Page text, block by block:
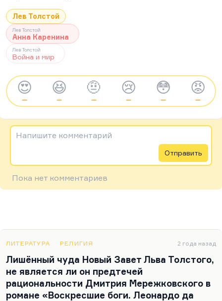
Лев Толстой
Лев Толстой
Анна Каренина
Лев Толстой
Война и мир
😍
—
😆
—
🤨
—
😢
—
😳
—
😡
—
Напишите комментарий
Отправить
Пока нет комментариев
ЛИТЕРАТУРА РЕЛИГИЯ 2 года назад
Лишённый чуда Новый Завет Льва Толстого,
не является ли он предтечей
рациональности Дмитрия Мережковского в
романе «Воскресшие боги. Леонардо да